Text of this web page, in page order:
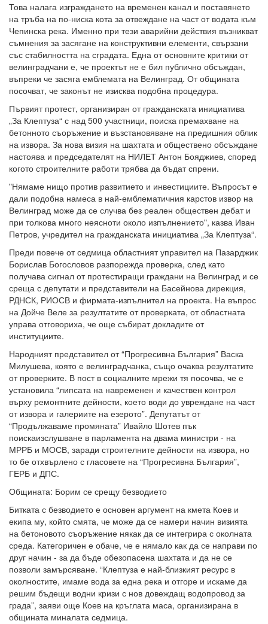
Това налага изграждането на временен канал и поставянето
на тръба на по-ниска кота за отвеждане на част от водата към
Чепинска река. Именно при тези аварийни действия възникват
съмнения за засягане на конструктивни елементи, свързани
със стабилността на сградата. Една от основните критики от
велинградчани е, че проектът не е бил публично обсъждан,
въпреки че засяга емблемата на Велинград. От общината
посочват, че законът не изисква подобна процедура.
Първият протест, организиран от гражданската инициатива
„За Клептуза“ с над 500 участници, поиска премахване на
бетонното съоръжение и възстановяване на предишния облик
на извора. За нова визия на шахтата и обществено обсъждане
настоява и председателят на НИЛЕТ Антон Бояджиев, според
когото строителните работи трябва да бъдат спрени.
"Нямаме нищо против развитието и инвестициите. Въпросът е
дали подобна намеса в най-емблематичния карстов извор на
Велинград може да се случва без реален обществен дебат и
при толкова много неясноти около изпълнението", казва Иван
Петров, учредител на гражданската инициатива „За Клептуза“.
Преди повече от седмица областният управител на Пазарджик
Борислав Богословов разпорежда проверка, след като
получава сигнал от протестиращи граждани на Велинград и се
среща с депутати и представители на Басейнова дирекция,
РДНСК, РИОСВ и фирмата-изпълнител на проекта. На въпрос
на Дойче Веле за резултатите от проверката, от областната
управа отговориха, че още събират докладите от
институциите.
Народният представител от “Прогресивна България” Васка
Милушева, която е велинградчанка, също очаква резултатите
от проверките. В пост в социалните мрежи тя посочва, че е
установила “липсата на навременен и качествен контрол
върху ремонтните дейности, което води до увреждане на част
от извора и галериите на езерото”. Депутатът от
“Продължаваме промяната” Ивайло Шотев пък
поискаизслушване в парламента на двама министри - на
МРРБ и МОСВ, заради строителните дейности на извора, но
то бе отхвърлено с гласовете на “Прогресивна България”,
ГЕРБ и ДПС.
Общината: Борим се срещу безводието
Битката с безводието е основен аргумент на кмета Коев и
екипа му, който смята, че може да се намери начин визията
на бетоновото съоръжение някак да се интегрира с околната
среда. Категоричен е обаче, че е нямало как да се направи по
друг начин - за да бъде обезопасена шахтата и да не се
позволи замърсяване. “Клептуза е най-близкият ресурс в
околностите, имаме вода за една река и отгоре и искаме да
решим бъдещи водни кризи с нов довеждащ водопровод за
града”, заяви още Коев на кръглата маса, организирана в
общината миналата седмица.